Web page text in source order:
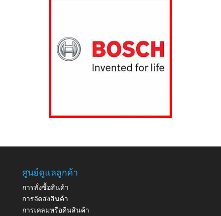
ศูนย์ดูแลลูกค้า
การสั่งซื้อสินค้า
การจัดส่งสินค้า
การเคลมหรือคืนสินค้า